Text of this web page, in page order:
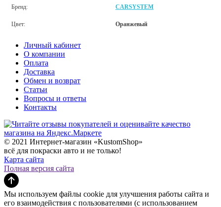
Бренд: CARSYSTEM
Цвет: Оранжевый
Личный кабинет
О компании
Оплата
Доставка
Обмен и возврат
Статьи
Вопросы и ответы
Контакты
© 2021 Интернет-магазин «KustomShop»
всё для покраски авто и не только!
Карта сайта
Полная версия сайта
Мы используем файлы cookie для улучшения работы сайта и
его взаимодействия с пользователями (с использованием